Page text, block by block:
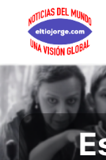
Saltar
contenido